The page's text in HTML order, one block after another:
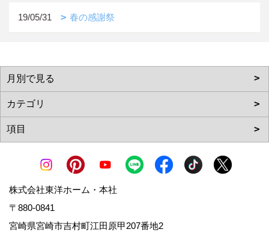
19/05/31 春の感謝祭
株式会社東洋ホーム・本社
〒880-0841
宮崎県宮崎市吉村町江田原甲207番地2